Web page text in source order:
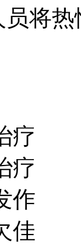
将
疗
疗
作
佳